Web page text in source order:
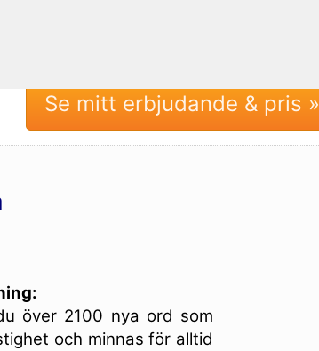
Se mitt erbjudande & pris »
över 2100 nya ord som
och minnas för alltid